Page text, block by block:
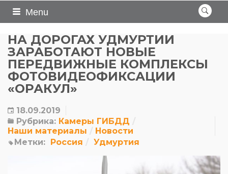
Menu
НА ДОРОГАХ УДМУРТИИ
ЗАРАБОТАЮТ НОВЫЕ
ПЕРЕДВИЖНЫЕ КОМПЛЕКСЫ
ФОТОВИДЕОФИКСАЦИИ
«ОРАКУЛ»
18.09.2019
Рубрика: Камеры ГИБДД
Наши материалы
Новости
Метки: Россия Удмуртия